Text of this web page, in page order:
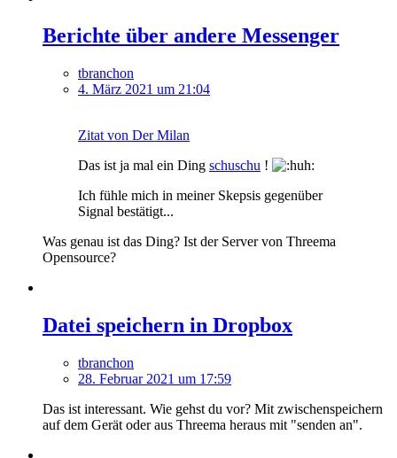
Berichte über andere Messenger
tbranchon
4. März 2021 um 21:04
Zitat von Der Milan
Das ist ja mal ein Ding schuschu !
Ich fühle mich in meiner Skepsis gegenüber
Signal bestätigt...
Was genau ist das Ding? Ist der Server von Threema
Opensource?
Datei speichern in Dropbox
tbranchon
28. Februar 2021 um 17:59
Das ist interessant. Wie gehst du vor? Mit zwischenspeichern
auf dem Gerät oder aus Threema heraus mit "senden an".